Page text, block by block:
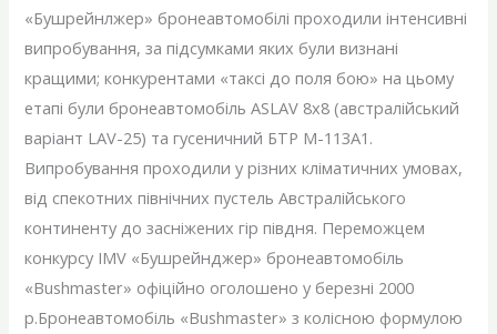
«Бушрейнлжер» бронеавтомобілі проходили інтенсивні
випробування, за підсумками яких були визнані
кращими; конкурентами «таксі до поля бою» на цьому
етапі були бронеавтомобіль ASLAV 8х8 (австралійський
варіант LAV-25) та гусеничний БТР M-113А1.
Випробування проходили у різних кліматичних умовах,
від спекотних північних пустель Австралійського
континенту до засніжених гір півдня. Переможцем
конкурсу IMV «Бушрейнджер» бронеавтомобіль
«Bushmaster» офіційно оголошено у березні 2000
р.Бронеавтомобіль «Bushmaster» з колісною формулою